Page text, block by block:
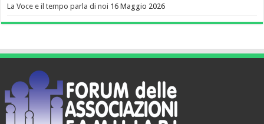
La Voce e il tempo parla di noi 16 Maggio 2026